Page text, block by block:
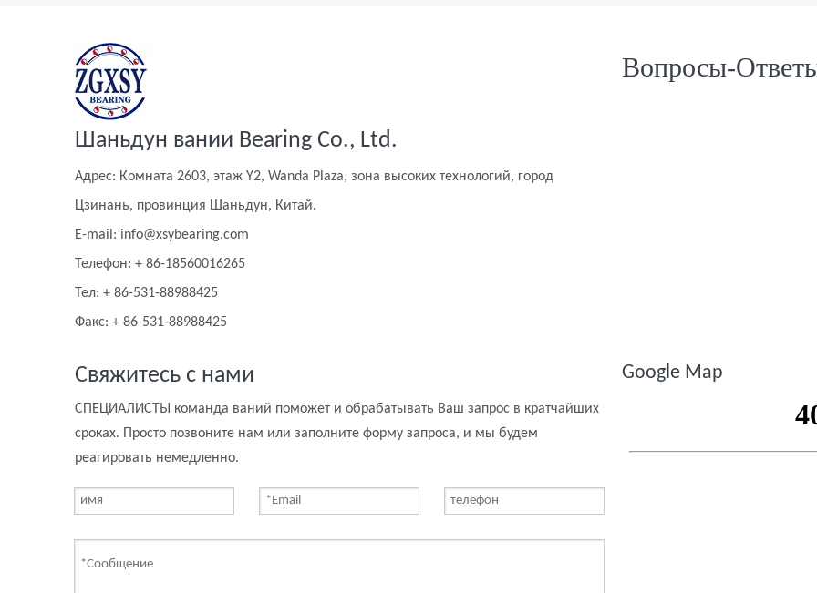
Шаньдун вании Bearing Co., Ltd.
Адрес: Комната 2603, этаж Y2, Wanda Plaza, зона высоких технологий, город
Цзинань, провинция Шаньдун, Китай.
E-mail: info@xsybearing.com
Телефон: + 86-18560016265
Тел: + 86-531-88988425
Факс: + 86-531-88988425
Вопросы-
Свяжитесь с нами
СПЕЦИАЛИСТЫ команда ваний поможет и обрабатывать Ваш запрос в кратчайших
сроках. Просто позвоните нам или заполните форму запроса, и мы будем
реагировать немедленно.
Google Map